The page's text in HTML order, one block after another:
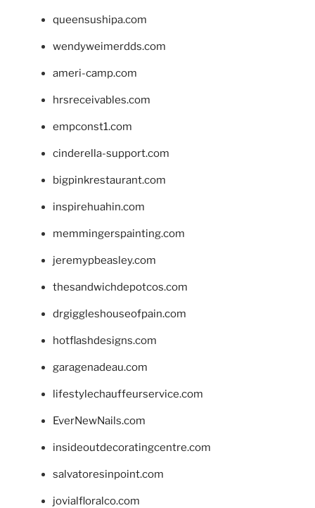
queensushipa.com
wendyweimerdds.com
ameri-camp.com
hrsreceivables.com
empconst1.com
cinderella-support.com
bigpinkrestaurant.com
inspirehuahin.com
memmingerspainting.com
jeremypbeasley.com
thesandwichdepotcos.com
drgiggleshouseofpain.com
hotflashdesigns.com
garagenadeau.com
lifestylechauffeurservice.com
EverNewNails.com
insideoutdecoratingcentre.com
salvatoresinpoint.com
jovialfloralco.com